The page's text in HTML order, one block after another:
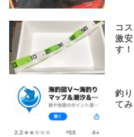
コ
激
す！
釣
て